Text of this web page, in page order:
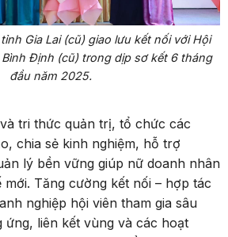
Gia Lai (cũ) giao lưu kết nối với Hội
Định (cũ) trong dịp sơ kết 6 tháng
đầu năm 2025.
tri thức quản trị, tổ chức các
chia sẻ kinh nghiệm, hỗ trợ
lý bền vững giúp nữ doanh nhân
Tăng cường kết nối – hợp tác
nghiệp hội viên tham gia sâu
ứng, liên kết vùng và các hoạt